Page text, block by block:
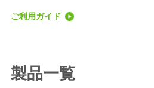
ご利用ガイド
製品一覧